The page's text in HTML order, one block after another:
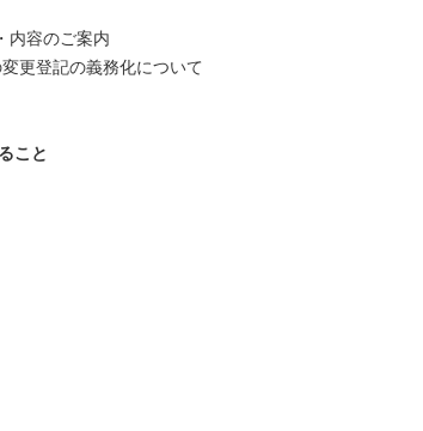
内容のご案内
更登記の義務化について
こと